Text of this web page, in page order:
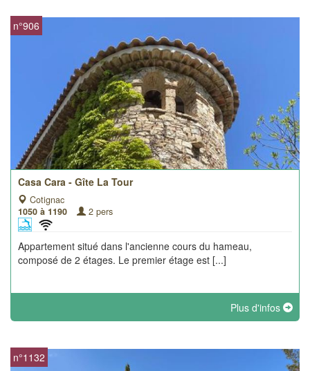
Casa Cara - Gîte La Tour
Cotignac
1050 à 1190
2 pers
Appartement situé dans l'ancienne cours du hameau,
composé de 2 étages. Le premier étage est [...]
Plus d'infos
n°906
n°1132